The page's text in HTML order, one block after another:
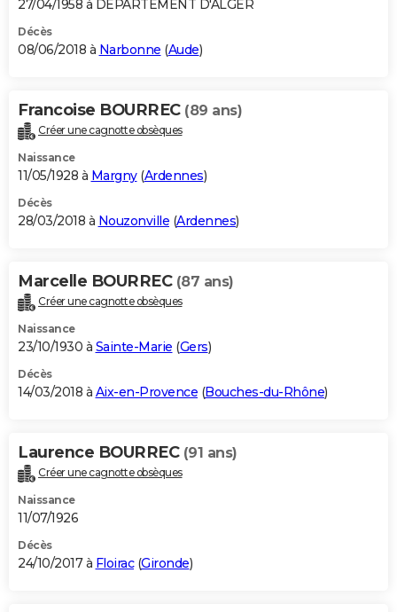
27/04/1958 à DEPARTEMENT D'ALGER
Décès
08/06/2018 à Narbonne (Aude)
Francoise BOURREC (89 ans)
Créer une cagnotte obsèques
Naissance
11/05/1928 à Margny(Ardennes)
Décès
28/03/2018 à Nouzonville (Ardennes)
Marcelle BOURREC (87 ans)
Créer une cagnotte obsèques
Naissance
23/10/1930 à Sainte-Marie (Gers)
Décès
14/03/2018 à Aix-en-Provence (Bouches-du-Rhône)
Laurence BOURREC (91 ans)
Créer une cagnotte obsèques
Naissance
11/07/1926
Décès
24/10/2017 à Floirac(Gironde)